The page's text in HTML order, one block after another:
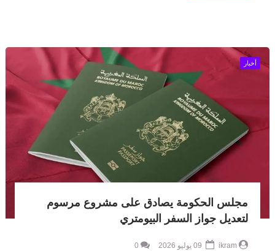
أخبار
مجلس الحكومة يصادق على مشروع مرسوم
لتعديل جواز السفر البيومتري
ikram
0